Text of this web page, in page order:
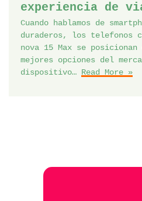
experiencia de
Cuando hablamos de
duraderos, los telefonos
nova 15 Max se posicionan
mejores opciones del
dispositivo… Read More »